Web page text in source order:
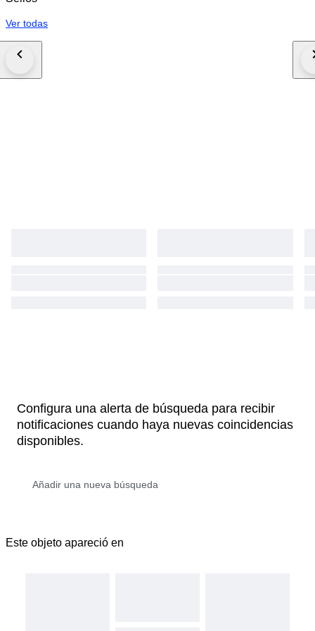
Ver todas
Configura una alerta de búsqueda para recibir
notificaciones cuando haya nuevas coincidencias
disponibles.
Este objeto apareció en